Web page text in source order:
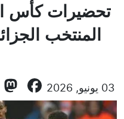
المنتخب
03 يونيو, 2026